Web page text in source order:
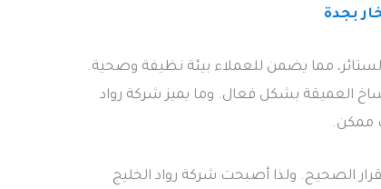
بجدة
مما يضمن للعملاء بيئة نظيفة وصحية.
العميقة بشكل فعال. وما يميز شركة رواد
ممكن.
الصحيح. ولذا أصبحت شركة رواد الخليج